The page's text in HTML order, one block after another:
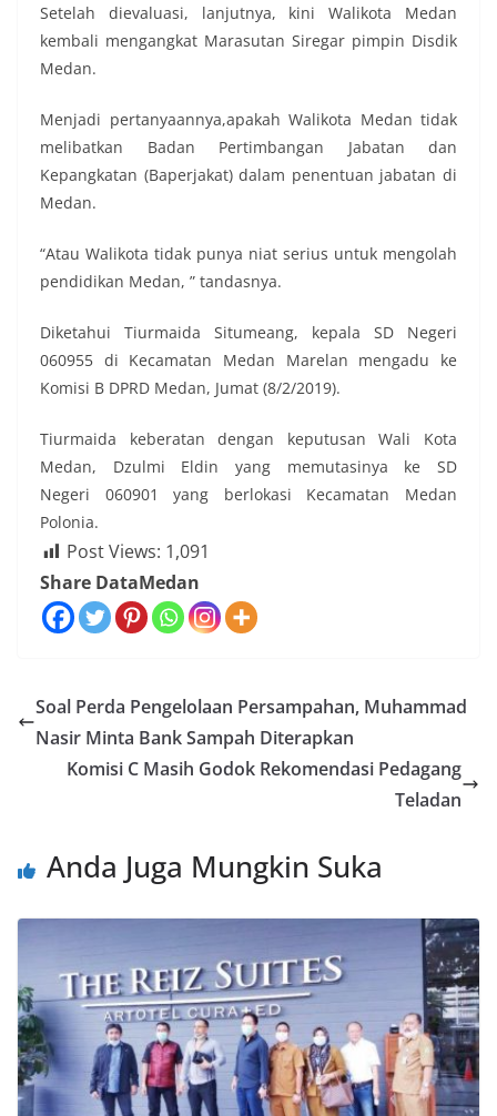
Setelah dievaluasi, lanjutnya, kini Walikota Medan
kembali mengangkat Marasutan Siregar pimpin Disdik
Medan.
Menjadi pertanyaannya,apakah Walikota Medan tidak
melibatkan Badan Pertimbangan Jabatan dan
Kepangkatan (Baperjakat) dalam penentuan jabatan di
Medan.
“Atau Walikota tidak punya niat serius untuk mengolah
pendidikan Medan, ” tandasnya.
Diketahui Tiurmaida Situmeang, kepala SD Negeri
060955 di Kecamatan Medan Marelan mengadu ke
Komisi B DPRD Medan, Jumat (8/2/2019).
Tiurmaida keberatan dengan keputusan Wali Kota
Medan, Dzulmi Eldin yang memutasinya ke SD
Negeri 060901 yang berlokasi Kecamatan Medan
Polonia.
Post Views: 1,091
Share DataMedan
Soal Perda Pengelolaan Persampahan, Muhammad
Nasir Minta Bank Sampah Diterapkan
Komisi C Masih Godok Rekomendasi Pedagang
Teladan
Anda Juga Mungkin Suka